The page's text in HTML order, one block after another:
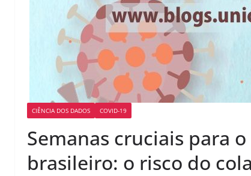
CIÊNCIA DOS DADOS COVID-19
Semanas cruciais para
brasileiro: o risco do